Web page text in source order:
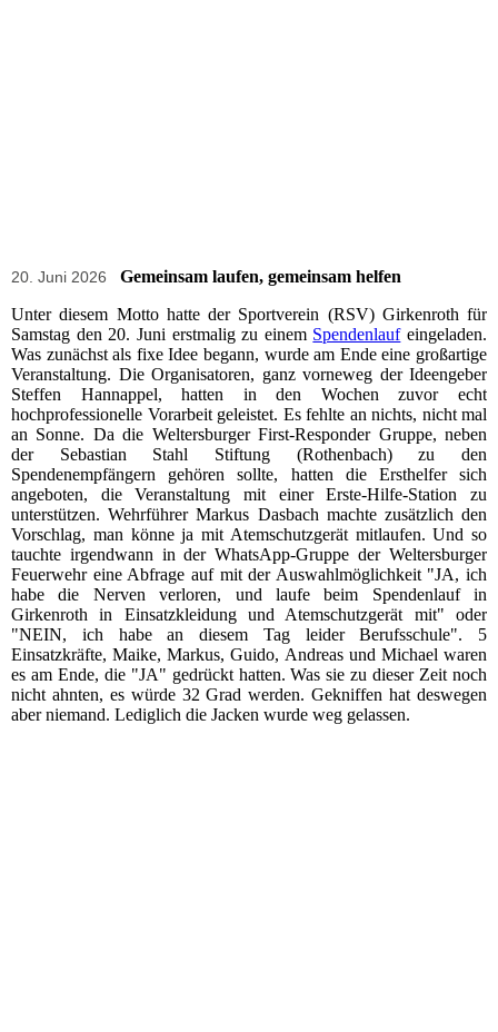
20. Juni 2026
Gemeinsam laufen, gemeinsam helfen
Unter diesem Motto hatte der Sportverein (RSV) Girkenroth für
Samstag den 20. Juni erstmalig zu einem Spendenlaufeingeladen.
Was zunächst als fixe Idee begann, wurde am Ende eine großartige
Veranstaltung. Die Organisatoren, ganz vorneweg der Ideengeber
Steffen Hannappel, hatten in den Wochen zuvor echt
hochprofessionelle Vorarbeit geleistet. Es fehlte an nichts, nicht mal
an Sonne. Da die Weltersburger First-Responder Gruppe, neben
der Sebastian Stahl Stiftung (Rothenbach) zu den
Spendenempfängern gehören sollte, hatten die Ersthelfer sich
angeboten, die Veranstaltung mit einer Erste-Hilfe-Station zu
unterstützen. Wehrführer Markus Dasbach machte zusätzlich den
Vorschlag, man könne ja mit Atemschutzgerät mitlaufen. Und so
tauchte irgendwann in der WhatsApp-Gruppe der Weltersburger
Feuerwehr eine Abfrage auf mit der Auswahlmöglichkeit "JA, ich
habe die Nerven verloren, und laufe beim Spendenlauf in
Girkenroth in Einsatzkleidung und Atemschutzgerät mit" oder
"NEIN, ich habe an diesem Tag leider Berufsschule". 5
Einsatzkräfte, Maike, Markus, Guido, Andreas und Michael waren
es am Ende, die "JA" gedrückt hatten. Was sie zu dieser Zeit noch
nicht ahnten, es würde 32 Grad werden. Gekniffen hat deswegen
aber niemand. Lediglich die Jacken wurde weg gelassen.